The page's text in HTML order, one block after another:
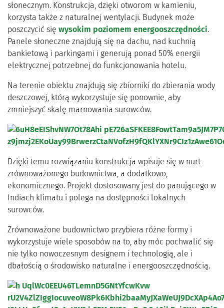
słonecznym. Konstrukcja, dzięki otworom w kamieniu,
korzysta także z naturalnej wentylacji. Budynek może
poszczycić się wysokim poziomem energooszczędności.
Panele słoneczne znajdują się na dachu, nad kuchnią
bankietową i parkingami i generują ponad 50% energii
elektrycznej potrzebnej do funkcjonowania hotelu.
Na terenie obiektu znajdują się zbiorniki do zbierania wody
deszczowej, którą wykorzystuje się ponownie, aby
zmniejszyć skalę marnowania surowców.
Dzięki temu rozwiązaniu konstrukcja wpisuje się w nurt
zrównoważonego budownictwa, a dodatkowo,
ekonomicznego. Projekt dostosowany jest do panującego w
Indiach klimatu i polega na dostępności lokalnych
surowców.
Zrównoważone budownictwo przybiera różne formy i
wykorzystuje wiele sposobów na to, aby móc pochwalić się
nie tylko nowoczesnym designem i technologią, ale i
dbałością o środowisko naturalne i energooszczędnością.